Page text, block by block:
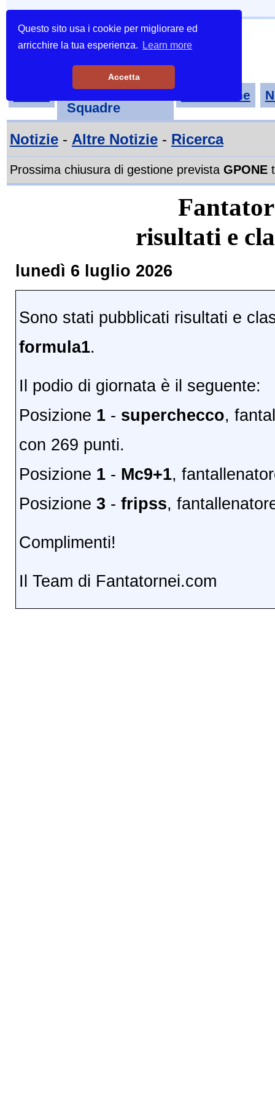
Questo sito usa i cookie per migliorare ed
arricchire la tua esperienza.
Learn more
Accetta
Tornei-
Squadre
Classifiche
Notizie- Altre Notizie- Ricerca
Prossima chiusura di gestione prevista GPONE
risultati e
lunedì 6 luglio 2026
Sono stati pubblicati risultati e
formula1.
Il podio di giornata è il seguente:
Posizione 1- superchecco,
con 269 punti.
Posizione 1- Mc9+1,
Posizione 3 - fripss,
Complimenti!
Il Team di Fantatornei.com